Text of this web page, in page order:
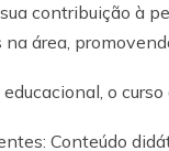
contribuição à
área,
o
Conteúdo